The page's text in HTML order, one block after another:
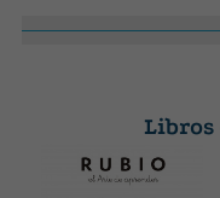
Libros